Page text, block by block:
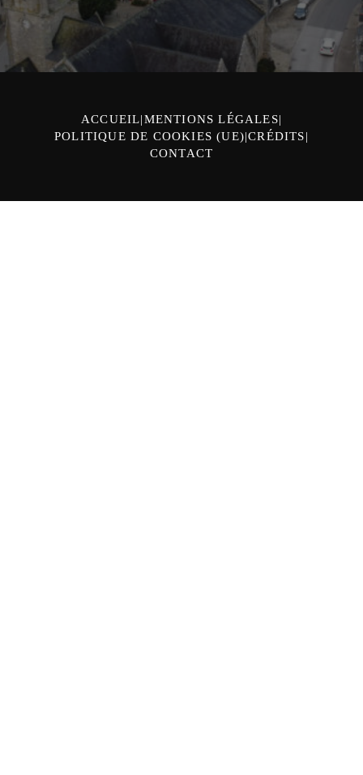
ACCUEIL MENTIONS LÉGALES
POLITIQUE DE COOKIES (UE) CRÉDITS
CONTACT